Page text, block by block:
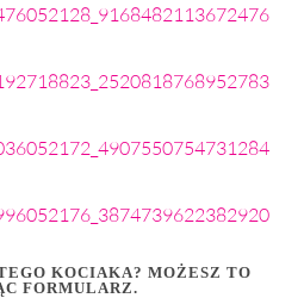
KOCIAKA? MOŻESZ TO
FORMULARZ.